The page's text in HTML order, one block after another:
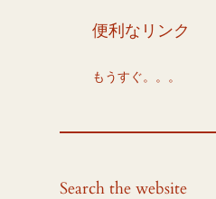
便利なリンク
もうすぐ。。。
Search the website